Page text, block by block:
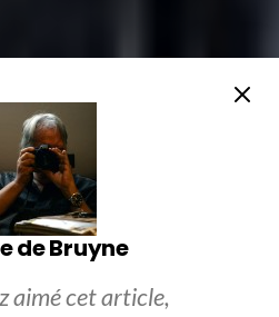
de Bruyne
aimé cet article,